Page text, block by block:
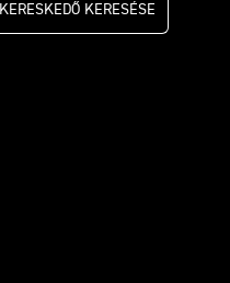
KERESKEDŐ KERESÉSE